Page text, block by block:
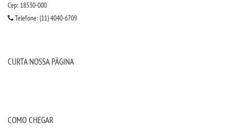
Cep: 18530-000
Telefone: (11) 4040-6709
CURTA NOSSA PÁGINA
COMO CHEGAR